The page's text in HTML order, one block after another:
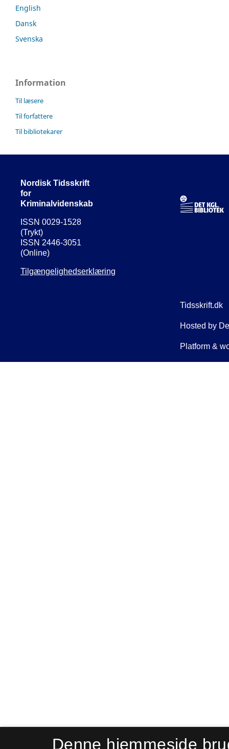
English
Dansk
Svenska
Information
Til læsere
Til forfattere
Til bibliotekarer
Nordisk Tidsskrift
for
Kriminalvidenskab
ISSN 0029-1528
(Trykt)
ISSN 2446-3051
(Online)
Tilgængelighedserklæring
Denne hjemmeside